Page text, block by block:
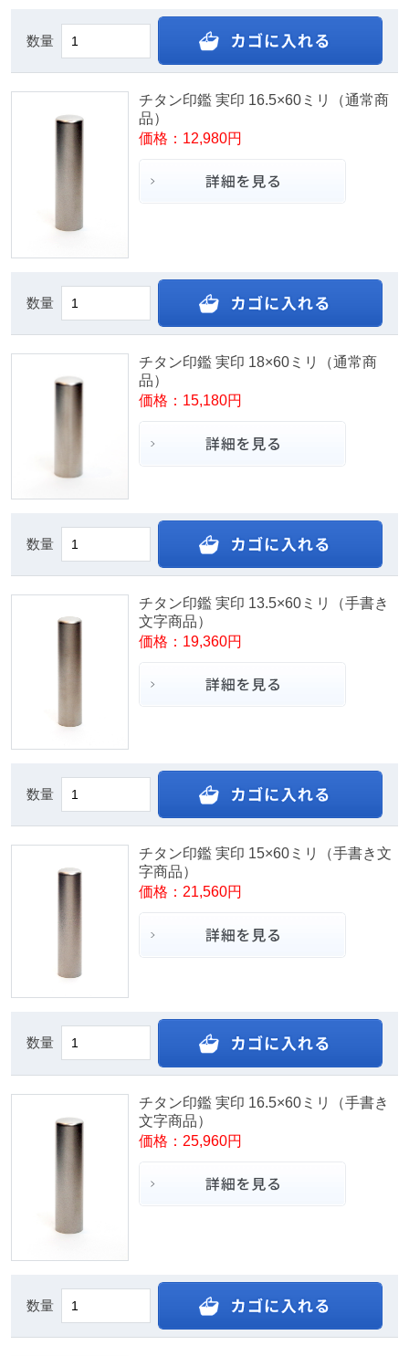
数量
チタン印鑑 実印 16.5×60ミリ（通常商
品）
価格：12,980円
数量
チタン印鑑 実印 18×60ミリ（通常商
品）
価格：15,180円
数量
チタン印鑑 実印 13.5×60ミリ（手書き
文字商品）
価格：19,360円
数量
チタン印鑑 実印 15×60ミリ（手書き文
字商品）
価格：21,560円
数量
チタン印鑑 実印 16.5×60ミリ（手書き
文字商品）
価格：25,960円
数量